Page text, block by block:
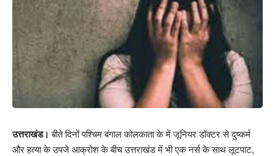
उत्तराखंड। बीते दिनों पश्चिम बंगाल कोलकाता के में जूनियर डॉक्टर से दुष्कर्म
और हत्या के उपजे आक्रोश के बीच उत्तराखंड में भी एक नर्स के साथ लूटपाट,